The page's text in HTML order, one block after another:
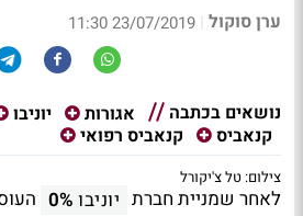
ערן סוקול |
23/07/2019 11:30
נושאים בכתבה אגורות יוניבו
קנאביס
קנאביס רפואי
צילום: טל צ'יקורל
לאחר שמניית חברת יוניבו 0%